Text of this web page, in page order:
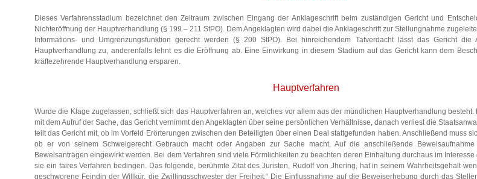
Dieses Verfahrensstadium bezeichnet den Zeitraum zwischen Eingang der Anklageschrift beim zuständigen Gericht und
Nichteröffnung der Hauptverhandlung (§ 199 – 211 StPO). Dem Angeklagten wird dabei die Anklageschrift zur Stellungnahme
Informations- und Umgrenzungsfunktion gerecht werden (§ 200 StPO). Bei hinreichendem Tatverdacht lässt das Gericht die
Hauptverhandlung zu, anderenfalls lehnt es die Eröffnung ab. Eine Einwirkung in diesem Stadium auf das Gericht kann dem
kräftezehrende Hauptverhandlung ersparen.
Hauptverfahren
Wurde die Klage zugelassen, schließt sich das Hauptverfahren an, welches vor allem aus der mündlichen Hauptverhandlung
mit dem Aufruf der Sache, das Gericht vernimmt den Angeklagten über seine persönlichen Verhältnisse, danach verliest die
teilt das Gericht mit, ob im Vorfeld Erörterungen zwischen den Beteiligten über einen Deal stattgefunden haben. Anschließend muss
ob er von seinem Schweigerecht Gebrauch macht oder Angaben zur Sache macht. Auf die anschließende
Beweisanträgen eingewirkt werden. Bei dem Verfahren sind viele Förmlichkeiten zu beachten deren Einhaltung durchaus im
sie ein faires Verfahren bedingen. Das folgende, berühmte Zitat des Juristen, Rudolf von Jhering, hat in seinem Wahrheitsgehalt
geschworene Feindin der Willkür, die Zwillingsschwester der Freiheit.“ Die Einflussnahme auf die Beweiserhebung durch das